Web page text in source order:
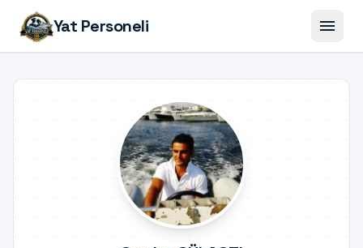
Yat Personeli menu